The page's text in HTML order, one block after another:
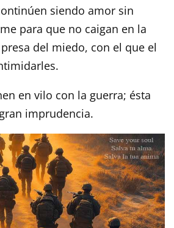
siendo amor sin
para que no caigan en la
del miedo, con el que el
en vilo con la guerra; ésta
imprudencia.